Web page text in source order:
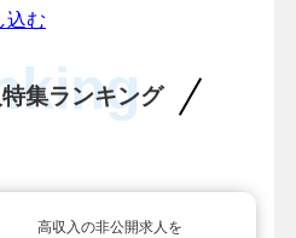
込む
集ランキング
高収入の非公開求人を